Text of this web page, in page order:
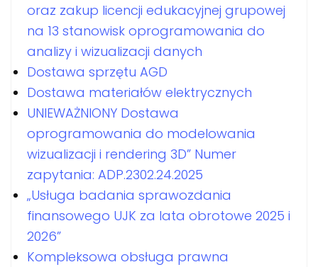
oraz zakup licencji edukacyjnej grupowej
na 13 stanowisk oprogramowania do
analizy i wizualizacji danych
Dostawa sprzętu AGD
Dostawa materiałów elektrycznych
UNIEWAŻNIONY Dostawa
oprogramowania do modelowania
wizualizacji i rendering 3D” Numer
zapytania: ADP.2302.24.2025
„Usługa badania sprawozdania
finansowego UJK za lata obrotowe 2025 i
2026”
Kompleksowa obsługa prawna